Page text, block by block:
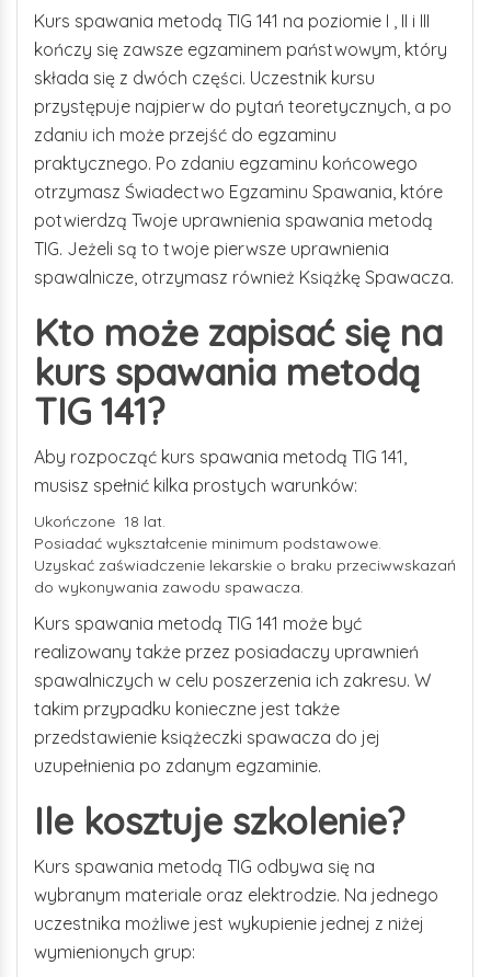
Kurs spawania metodą TIG 141 na poziomie I , II i III
kończy się zawsze egzaminem państwowym, który
składa się z dwóch części. Uczestnik kursu
przystępuje najpierw do pytań teoretycznych, a po
zdaniu ich może przejść do egzaminu
praktycznego. Po zdaniu egzaminu końcowego
otrzymasz Świadectwo Egzaminu Spawania, które
potwierdzą Twoje uprawnienia spawania metodą
TIG. Jeżeli są to twoje pierwsze uprawnienia
spawalnicze, otrzymasz również Książkę Spawacza.
Kto może zapisać się na
kurs spawania metodą
TIG 141?
Aby rozpocząć kurs spawania metodą TIG 141,
musisz spełnić kilka prostych warunków:
Ukończone 18 lat.
Posiadać wykształcenie minimum podstawowe.
Uzyskać zaświadczenie lekarskie o braku przeciwwskazań
do wykonywania zawodu spawacza.
Kurs spawania metodą TIG 141 może być
realizowany także przez posiadaczy uprawnień
spawalniczych w celu poszerzenia ich zakresu. W
takim przypadku konieczne jest także
przedstawienie książeczki spawacza do jej
uzupełnienia po zdanym egzaminie.
Ile kosztuje szkolenie?
Kurs spawania metodą TIG odbywa się na
wybranym materiale oraz elektrodzie. Na jednego
uczestnika możliwe jest wykupienie jednej z niżej
wymienionych grup: